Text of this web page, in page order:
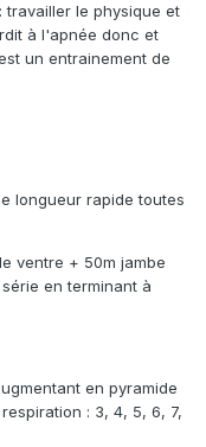
le physique et
à l'apnée donc et
un entrainement de
longueur rapide toutes
ventre + 50m jambe
en terminant à
en pyramide
: 3, 4, 5, 6, 7,